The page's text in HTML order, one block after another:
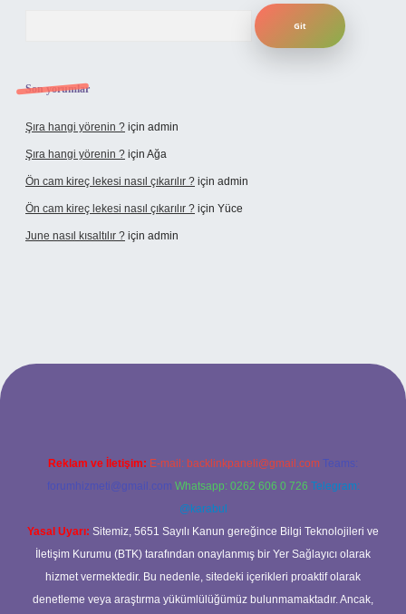
Son yorumlar
Şıra hangi yörenin ? için admin
Şıra hangi yörenin ? için Ağa
Ön cam kireç lekesi nasıl çıkarılır ? için admin
Ön cam kireç lekesi nasıl çıkarılır ? için Yüce
June nasıl kısaltılır ? için admin
giriş
Reklam ve İletişim: E-mail: backlinkpaneli@gmail.com Teams:
forumhizmeti@gmail.com Whatsapp: 0262 606 0 726 Telegram:
@karabul
Yasal Uyarı: Sitemiz, 5651 Sayılı Kanun gereğince Bilgi Teknolojileri ve
İletişim Kurumu (BTK) tarafından onaylanmış bir Yer Sağlayıcı olarak
hizmet vermektedir. Bu nedenle, sitedeki içerikleri proaktif olarak
denetleme veya araştırma yükümlülüğümüz bulunmamaktadır. Ancak,